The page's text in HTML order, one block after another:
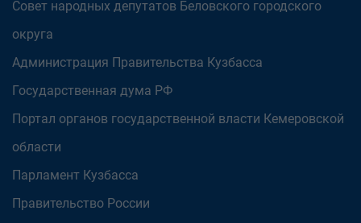
Совет народных депутатов Беловского городского
округа
Администрация Правительства Кузбасса
Государственная дума РФ
Портал органов государственной власти Кемеровской
области
Парламент Кузбасса
Правительство России